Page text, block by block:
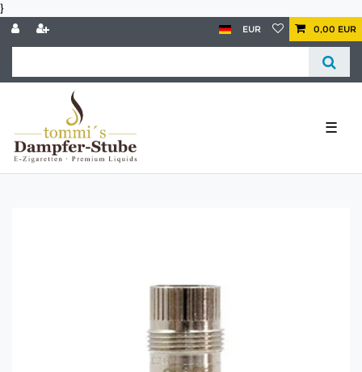
}
EUR 0,00 EUR
☰